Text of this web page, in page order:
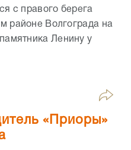
с правого берега
районе Волгограда на
Ленину у
«Приоры»